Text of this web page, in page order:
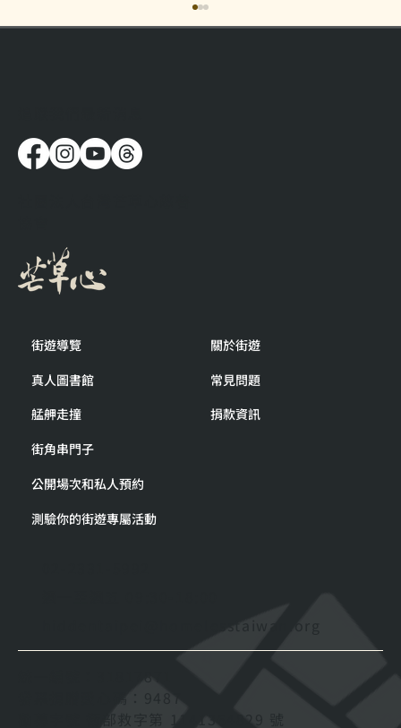
標籤底下是一個個真實的人
街遊導覽
真人圖書館
艋舺走撞
街角串門子
公開場次和私人預約
測驗你的街遊專屬活動
關於街遊
常見問題
捐款資訊